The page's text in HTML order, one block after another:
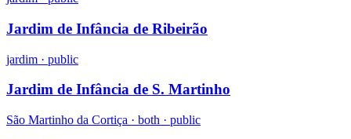
Jardim de Infância de Ribeirão
jardim · public
Jardim de Infância de S. Martinho
São Martinho da Cortiça · both · public